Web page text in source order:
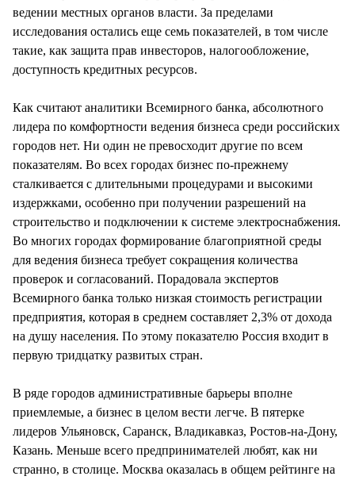
ведении местных органов власти. За пределами
исследования остались еще семь показателей, в том числе
такие, как защита прав инвесторов, налогообложение,
доступность кредитных ресурсов.
Как считают аналитики Всемирного банка, абсолютного
лидера по комфортности ведения бизнеса среди российских
городов нет. Ни один не превосходит другие по всем
показателям. Во всех городах бизнес по-прежнему
сталкивается с длительными процедурами и высокими
издержками, особенно при получении разрешений на
строительство и подключении к системе электроснабжения.
Во многих городах формирование благоприятной среды
для ведения бизнеса требует сокращения количества
проверок и согласований. Порадовала экспертов
Всемирного банка только низкая стоимость регистрации
предприятия, которая в среднем составляет 2,3% от дохода
на душу населения. По этому показателю Россия входит в
первую тридцатку развитых стран.
В ряде городов административные барьеры вполне
приемлемые, а бизнес в целом вести легче. В пятерке
лидеров Ульяновск, Саранск, Владикавказ, Ростов-на-Дону,
Казань. Меньше всего предпринимателей любят, как ни
странно, в столице. Москва оказалась в общем рейтинге на